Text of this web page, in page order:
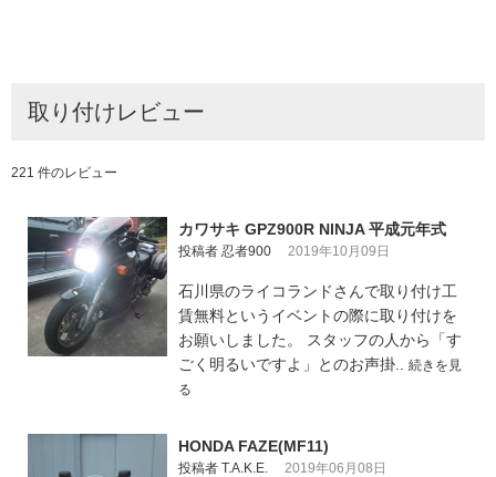
取り付けレビュー
221 件のレビュー
カワサキ GPZ900R NINJA 平成元年式
投稿者 忍者900 2019年10月09日
石川県のライコランドさんで取り付け工
賃無料というイベントの際に取り付けを
お願いしました。 スタッフの人から「す
ごく明るいですよ」とのお声掛.. 続きを見
る
HONDA FAZE(MF11)
投稿者 T.A.K.E. 2019年06月08日